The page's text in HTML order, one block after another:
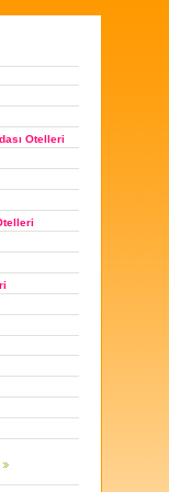
Otelleri